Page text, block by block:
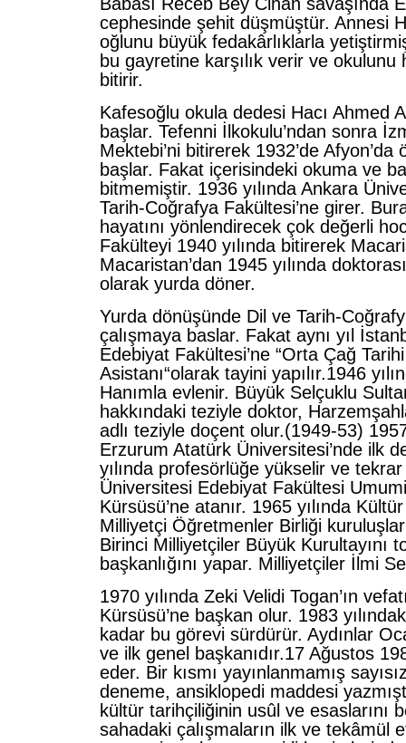
cephesinde şehit düşmüştür. Annesi
oğlunu büyük fedakârlıklarla
bu gayretine karşılık verir ve okulunu
bitirir.
Kafesoğlu okula dedesi Hacı Ahmed
başlar. Tefenni İlkokulu’ndan sonra
Mektebi’ni bitirerek 1932’de Afyon’da
başlar. Fakat içerisindeki okuma ve
bitmemiştir. 1936 yılında Ankara
Tarih-Coğrafya Fakültesi’ne girer.
hayatını yönlendirecek çok değerli
Fakülteyi 1940 yılında bitirerek
Macaristan’dan 1945 yılında
olarak yurda döner.
Yurda dönüşünde Dil ve Tarih-
çalışmaya baslar. Fakat aynı yıl
Edebiyat Fakültesi’ne “Orta Çağ
Asistanı“olarak tayini yapılır.1946
Hanımla evlenir. Büyük Selçuklu
hakkındaki teziyle doktor,
adlı teziyle doçent olur.(1949-53) 1957
Erzurum Atatürk Üniversitesi’nde ilk
yılında profesörlüğe yükselir ve
Üniversitesi Edebiyat Fakültesi
Kürsüsü’ne atanır. 1965 yılında
Milliyetçi Öğretmenler Birliği
Birinci Milliyetçiler Büyük Kurultayını
başkanlığını yapar. Milliyetçiler İlmi
1970 yılında Zeki Velidi Togan’ın
Kürsüsü’ne başkan olur. 1983
kadar bu görevi sürdürür. Aydınlar
ve ilk genel başkanıdır.17 Ağustos
eder. Bir kısmı yayınlanmamış
deneme, ansiklopedi maddesi
kültür tarihçiliğinin usûl ve esaslarını
sahadaki çalışmaların ilk ve tekâmül